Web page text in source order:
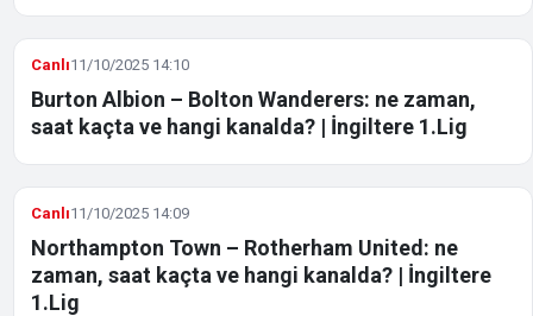
Canlı11/10/2025 14:10
Burton Albion – Bolton Wanderers: ne zaman,
saat kaçta ve hangi kanalda? | İngiltere 1.Lig
Canlı11/10/2025 14:09
Northampton Town – Rotherham United: ne
zaman, saat kaçta ve hangi kanalda? | İngiltere
1.Lig